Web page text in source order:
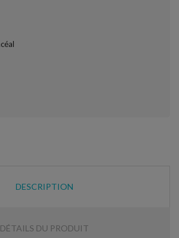
DESCRIPTION
DÉTAILS DU PRODUIT